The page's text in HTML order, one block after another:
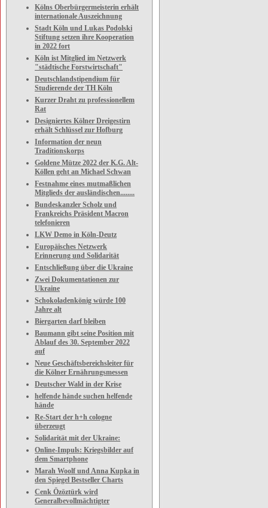
Kölns Oberbürgermeisterin erhält
internationale Auszeichnung
Stadt Köln und Lukas Podolski
Stiftung setzen ihre Kooperation
in 2022 fort
Köln ist Mitglied im Netzwerk
"städtische Forstwirtschaft"
Deutschlandstipendium für
Studierende der TH Köln
Kurzer Draht zu professionellem
Rat
Designiertes Kölner Dreigestirn
erhält Schlüssel zur Hofburg
Information der neun
Traditionskorps
Goldene Mütze 2022 der K.G. Alt-
Köllen geht an Michael Schwan
Festnahme eines mutmaßlichen
Mitglieds der ausländischen........
Bundeskanzler Scholz und
Frankreichs Präsident Macron
telefonieren
LKW Demo in Köln-Deutz
Europäisches Netzwerk
Erinnerung und Solidarität
Entschließung über die Ukraine
Zwei Dokumentationen zur
Ukraine
Schokoladenkönig würde 100
Jahre alt
Biergarten darf bleiben
Baumann gibt seine Position mit
Ablauf des 30. September 2022
auf
Neue Geschäftsbereichsleiter für
die Kölner Ernährungsmessen
Deutscher Wald in der Krise
helfende hände suchen helfende
hände
Re-Start der h+h cologne
überzeugt
Solidarität mit der Ukraine:
Online-Impuls: Kriegsbilder auf
dem Smartphone
Marah Woolf und Anna Kupka in
den Spiegel Bestseller Charts
Cenk Özöztürk wird
Generalbevollmächtigter